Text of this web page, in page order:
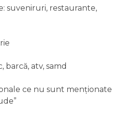
suveniruri, restaurante,
barcă, atv, samd
ce nu sunt menționate